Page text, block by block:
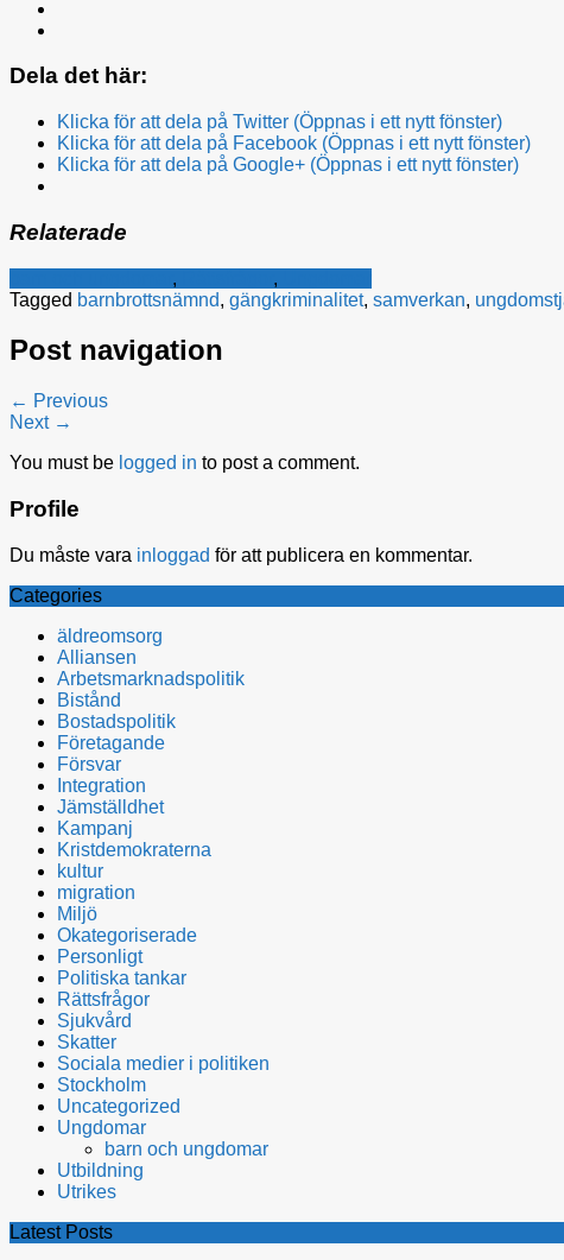
Dela det här:
Klicka för att dela på Twitter (Öppnas i ett nytt fönster)
Klicka för att dela på Facebook (Öppnas i ett nytt fönster)
Klicka för att dela på Google+ (Öppnas i ett nytt fönster)
Relaterade
, ,
Tagged barnbrottsnämnd, gängkriminalitet, samverkan,
Post navigation
← Previous
Next →
You must be logged in to post a comment.
Profile
Du måste vara inloggad för att publicera en kommentar.
Categories
äldreomsorg
Alliansen
Arbetsmarknadspolitik
Bistånd
Bostadspolitik
Företagande
Försvar
Integration
Jämställdhet
Kampanj
Kristdemokraterna
kultur
migration
Miljö
Okategoriserade
Personligt
Politiska tankar
Rättsfrågor
Sjukvård
Skatter
Sociala medier i politiken
Stockholm
Uncategorized
Ungdomar
barn och ungdomar
Utbildning
Utrikes
Latest Posts